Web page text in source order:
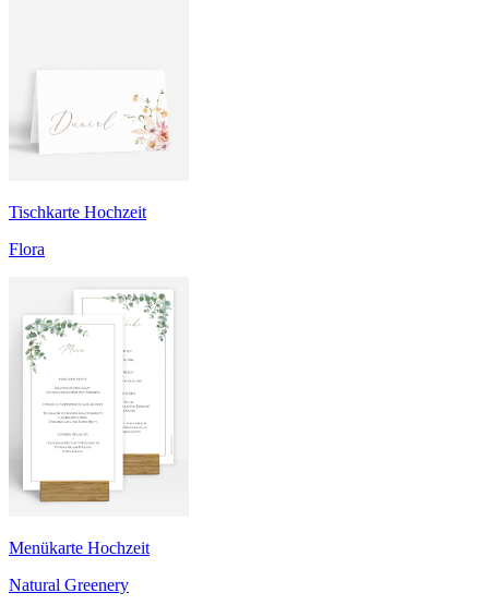
Tischkarte Hochzeit
Flora
Menükarte Hochzeit
Natural Greenery